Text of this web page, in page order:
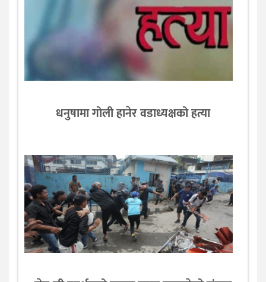
धनुषामा गोली हानेर वडाध्यक्षको हत्या